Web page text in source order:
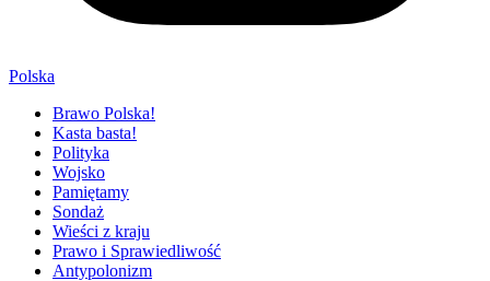
Polska
Brawo Polska!
Kasta basta!
Polityka
Wojsko
Pamiętamy
Sondaż
Wieści z kraju
Prawo i Sprawiedliwość
Antypolonizm